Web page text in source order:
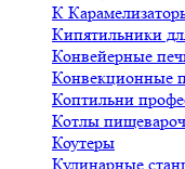
К
Кипятильники
Конвейерные
Конвекционные
Коптильни
Котлы
Коутеры
Кулинарные